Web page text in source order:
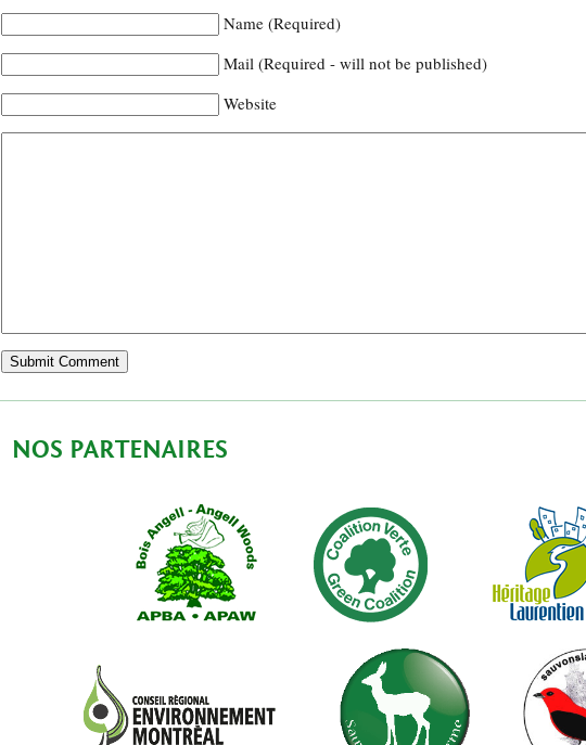
Name (Required)
Mail (Required - will not be published)
Website
NOS PARTENAIRES